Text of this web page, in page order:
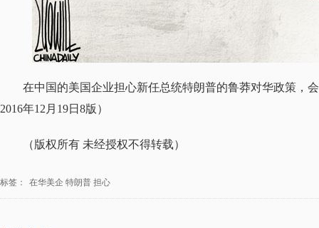
在中国的美国企业担心新任总统特朗普的鲁莽对华政策，
2016年12月19日8版）
（版权所有 未经授权不得转载）
标签： 在华美企 特朗普 担心